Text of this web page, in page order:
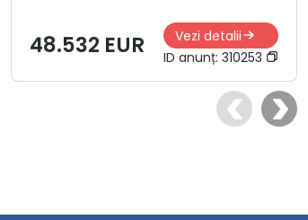
48.532 EUR
Vezi detalii
ID anunț: 310253